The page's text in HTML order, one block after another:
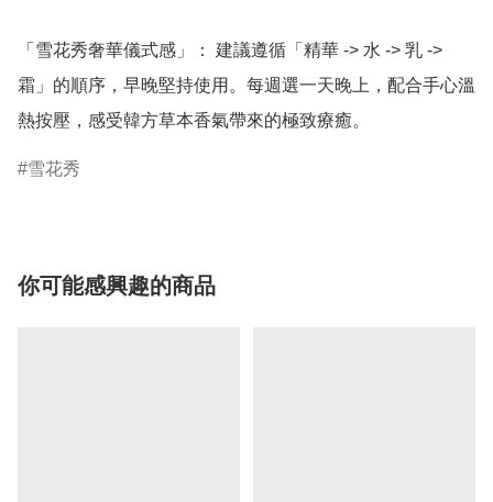
「雪花秀奢華儀式感」： 建議遵循「精華 -> 水 -> 乳 ->
霜」的順序，早晚堅持使用。每週選一天晚上，配合手心溫
熱按壓，感受韓方草本香氣帶來的極致療癒。
雪花秀
你可能感興趣的商品